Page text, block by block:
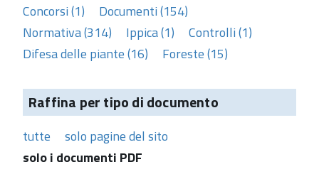
Concorsi (1)
Documenti (154)
Normativa (314)
Ippica (1)
Controlli (1)
Difesa delle piante (16)
Foreste (15)
Raffina per tipo di documento
tutte
solo pagine del sito
solo i documenti PDF